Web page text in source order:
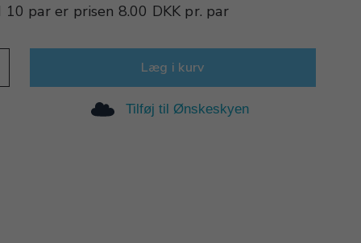
10 parer prisen 8.00 DKK pr. par
Læg i kurv
Tilføj til Ønskeskyen